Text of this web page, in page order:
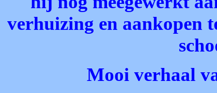
verhuizing en aankopen
Mooi verhaal